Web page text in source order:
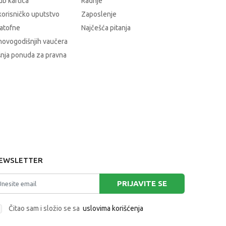
uputstvo
vaučera
ponuda za pravna
Zaposlenje
Najčešća pitanja
PRIJAVITE SE
Čitao sam i složio se sa uslovima korišćenja